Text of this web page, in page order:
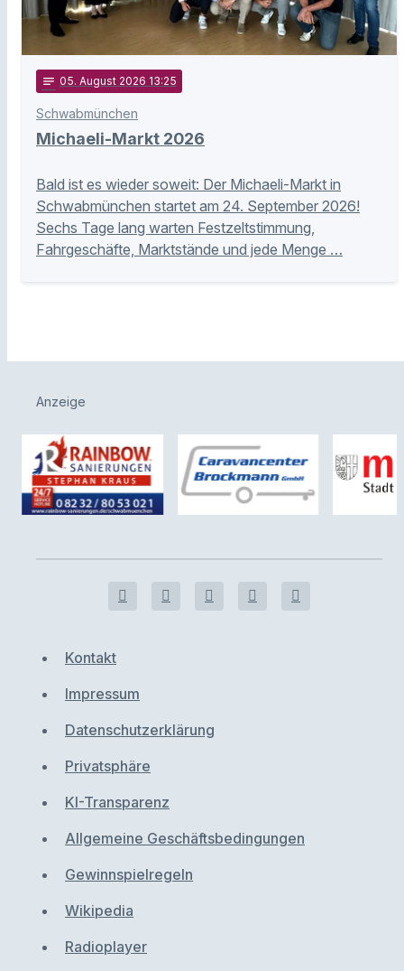
notes 05. August 2026 13:25
Schwabmünchen
Michaeli-Markt 2026
Bald ist es wieder soweit: Der Michaeli-Markt in
Schwabmünchen startet am 24. September 2026!
Sechs Tage lang warten Festzeltstimmung,
Fahrgeschäfte, Marktstände und jede Menge …
Anzeige
Kontakt
Impressum
Datenschutzerklärung
Privatsphäre
KI-Transparenz
Allgemeine Geschäftsbedingungen
Gewinnspielregeln
Wikipedia
Radioplayer